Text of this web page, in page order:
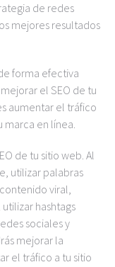
de redes
mejores resultados
forma efectiva
el SEO de tu
aumentar el tráfico
marca en línea.
de tu sitio web. Al
utilizar palabras
viral,
hashtags
sociales y
mejorar la
el tráfico a tu sitio